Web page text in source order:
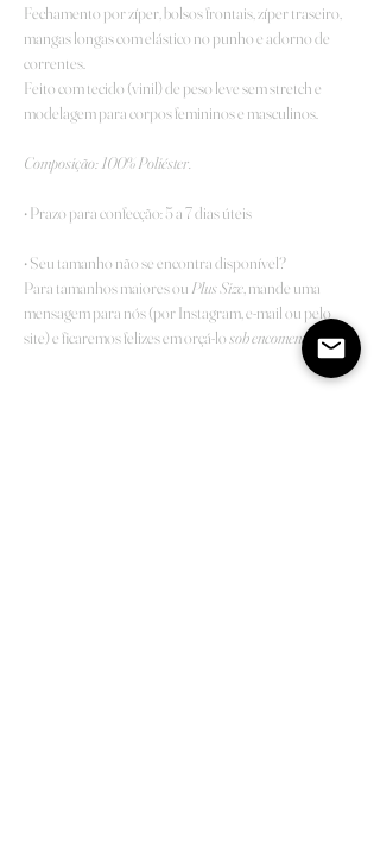
Fechamento por zíper, bolsos frontais, zíper traseiro,
mangas longas com elástico no punho e adorno de
correntes.
Feito com tecido (vinil) de peso leve sem stretch e
modelagem para corpos femininos e masculinos.
Composição: 100% Poliéster.
• Prazo para confecção: 5 a 7 dias úteis
• Seu tamanho não se encontra disponível?
Para tamanhos maiores ou Plus Size, mande uma
mensagem para nós (por Instagram, e-mail ou pelo
site) e ficaremos felizes em orçá-losob encomenda .